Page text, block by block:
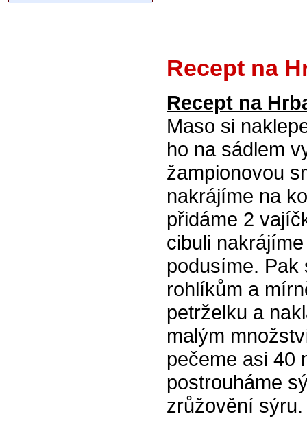
Recept na
Recept na
Maso si
ho na sádlem
žampionovou
nakrájíme na
přidáme 2
cibuli
podusíme. Pak
rohlíkům a
petrželku a
malým
pečeme asi 40
postrouháme
zrůžovění sýru.